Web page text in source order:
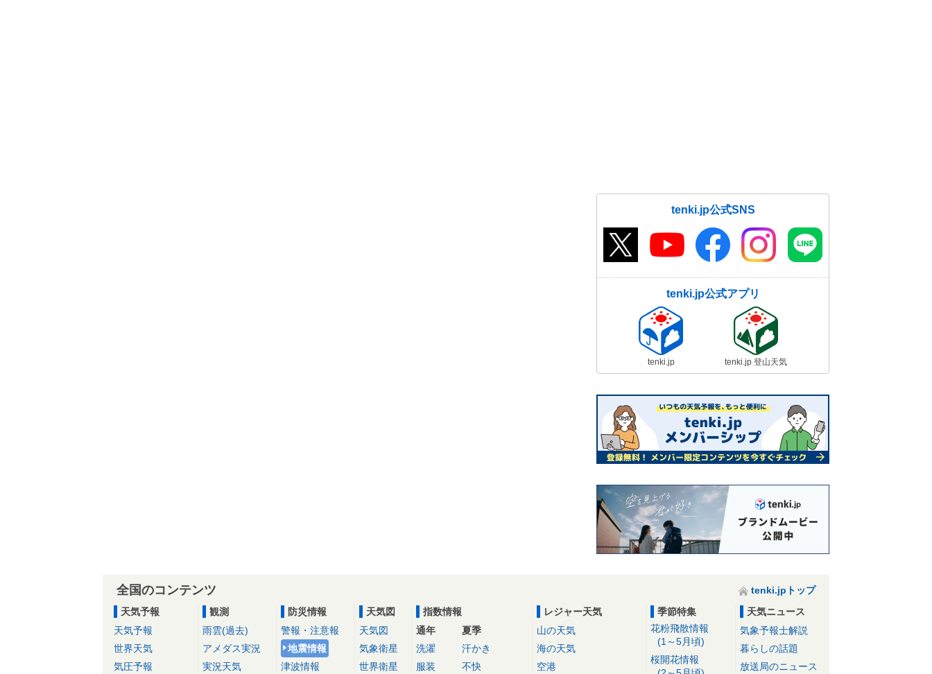
tenki.jp公式SNS
tenki.jp公式アプリ
tenki.jp tenki.jp 登山天気
全国のコンテンツ
tenki.jpトップ
天気予報
天気予報
世界天気
気圧予報
観測
雨雲(過去)
アメダス実況
実況天気
防災情報
警報・注意報
地震情報
津波情報
天気図
天気図
気象衛星
世界衛星
指数情報
通年
洗濯
服装
夏季
汗かき
不快
レジャー天気
山の天気
海の天気
空港
季節特集
花粉飛散情報
(1～5月頃)
桜開花情報
天気ニュース
気象予報士解説
暮らしの話題
放送局のニュース